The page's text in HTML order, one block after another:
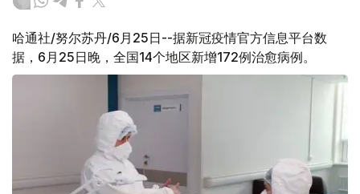
哈通社/努尔苏丹/6月25日--据新冠疫情官方信息平台数
据，6月25日晚，全国14个地区新增172例治愈病例。